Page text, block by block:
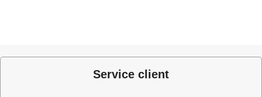
Service client